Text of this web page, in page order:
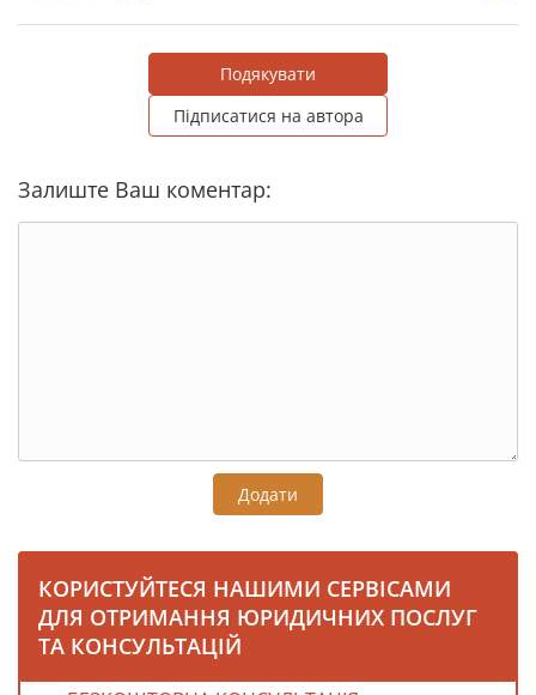
Подякувати
Підписатися на автора
Залиште Ваш коментар:
Додати
КОРИСТУЙТЕСЯ НАШИМИ СЕРВІСАМИ
ДЛЯ ОТРИМАННЯ ЮРИДИЧНИХ ПОСЛУГ
ТА КОНСУЛЬТАЦІЙ